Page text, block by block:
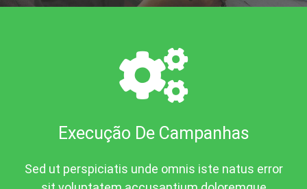
Execução De Campanhas
Sed ut perspiciatis unde omnis iste natus error